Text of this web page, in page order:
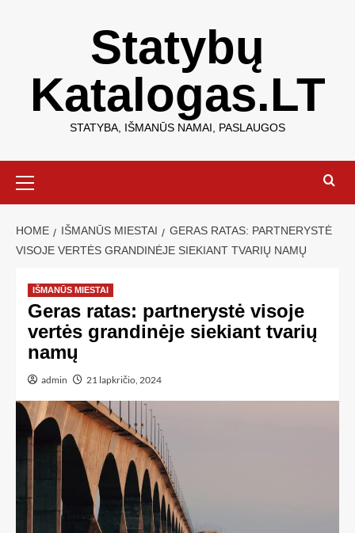
Statybų
Katalogas.LT
STATYBA, IŠMANŪS NAMAI, PASLAUGOS
HOME IŠMANŪS MIESTAI
GERAS RATAS: PARTNERYSTĖ
VISOJE VERTĖS GRANDINĖJE SIEKIANT TVARIŲ NAMŲ
IŠMANŪS MIESTAI
Geras ratas: partnerystė visoje
vertės grandinėje siekiant tvarių
namų
admin 21 lapkričio, 2024